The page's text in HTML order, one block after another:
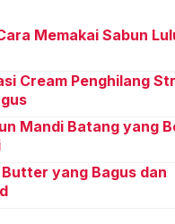
Memakai Sabun
Cream Penghilang
Mandi Batang yang
yang Bagus dan